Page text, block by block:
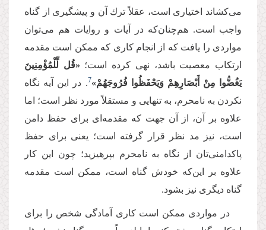
می‌كشاند اختیاری است، عقلاً ترك آن و پیشگیری از گناه
واجب است. هم‌چنان‌كه در آیات و روایات هم می‌توان
مواردی را یافت كه از انجام كاری كه ممكن است مقدمه
ارتكاب معصیت باشد، نهی كرده است؛ «قُل لِّلْمُؤْمِنِینَ
یَغُضُّوا مِنْ أَبْصَارِهِمْ وَیَحْفَظُوا فُرُوجَهُمْ»‌7‌. در این آیه نگاه
نکردن به نامحرم، به تنهایی و مستقلاً مورد نظر است؛ اما
علاوه بر آن، از آن جهت كه مقدمه‌ای برای حفظ دامن
است، نیز مد نظر قرار گرفته است؛ یعنی برای حفظ
پاكدامنی‌تان از نگاه به نامحرم بپرهیزید؛ چون این كار
علاوه بر این‌كه خودش گناه است، ممكن است مقدمه
گناه دیگری نیز بشود.
در مواردی ممكن است كاری آمادگی شخص را برای